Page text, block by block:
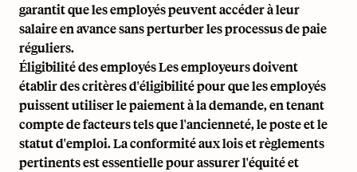
garantit que les employés peuvent accéder à leur
salaire en avance sans perturber les processus de paie
réguliers.
Éligibilité des employés Les employeurs doivent
établir des critères d'éligibilité pour que les employés
puissent utiliser le paiement à la demande, en tenant
compte de facteurs tels que l'ancienneté, le poste et le
statut d'emploi. La conformité aux lois et règlements
pertinents est essentielle pour assurer l'équité et